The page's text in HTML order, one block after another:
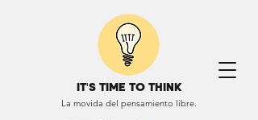
IT'S TIME TO THINK
La movida del pensamiento libre.